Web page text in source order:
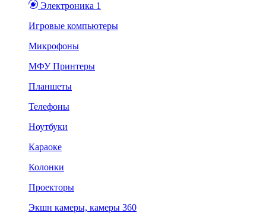
Электроника 1
Игровые компьютеры
Микрофоны
МФУ Принтеры
Планшеты
Телефоны
Ноутбуки
Караоке
Колонки
Проекторы
Экшн камеры, камеры 360